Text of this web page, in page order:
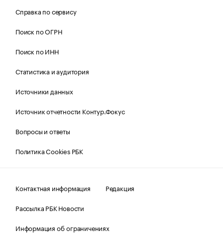
Справка по сервису
Поиск по ОГРН
Поиск по ИНН
Статистика и аудитория
Источники данных
Источник отчетности Контур.Фокус
Вопросы и ответы
Политика Cookies РБК
Контактная информация
Редакция
Рассылка РБК Новости
Информация об ограничениях